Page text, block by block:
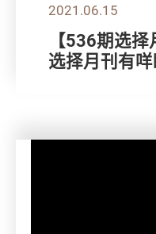
2021.06.15
【536期选
选择月刊有咩